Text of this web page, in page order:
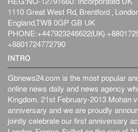
1110 Great West Rd, Brentford ,
England,TW8 0GP GB UK
PHONE:+447923246622(UK)
+8801724772790
INTRO
Gbnews24.com is the most popular
online news daily and news agency
Kingdom. 21st February-2013 Mohan
anniversary and we are proudly
jointly celebrate our first anniversary